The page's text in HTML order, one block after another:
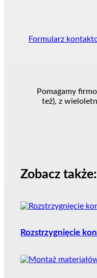
Formularz
Pomagamy
też), z
Zobacz także:
Rozstrzygnięcie